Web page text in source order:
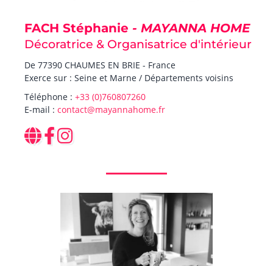
FACH Stéphanie - MAYANNA HOME
Décoratrice & Organisatrice d'intérieur
De 77390 CHAUMES EN BRIE - France
Exerce sur : Seine et Marne / Départements voisins
Téléphone : +33 (0)760807260
E-mail : contact@mayannahome.fr